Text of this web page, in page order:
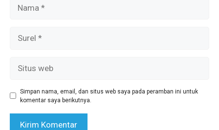
web
Simpan nama, email, dan situs web saya pada peramban ini untuk
komentar saya berikutnya.